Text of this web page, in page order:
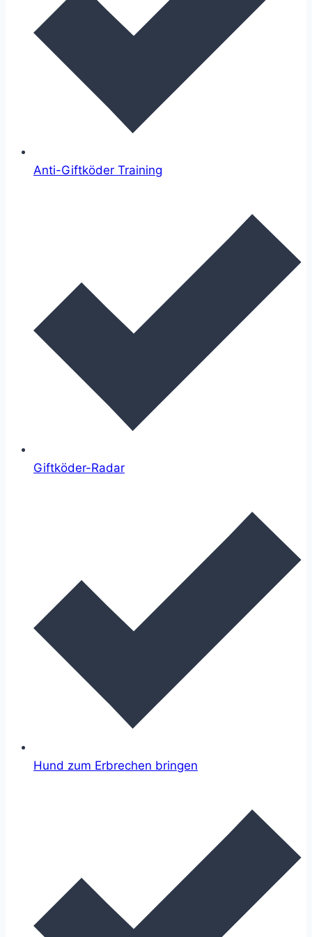
Anti-Giftköder Training
Giftköder-Radar
Hund zum Erbrechen bringen